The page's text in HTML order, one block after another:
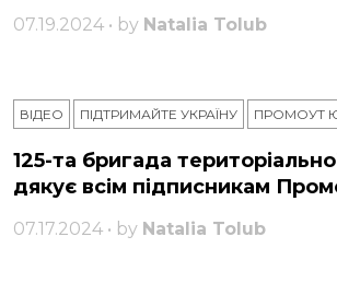
07.19.2024 • by Natalia Tolub
ВІДЕО ПІДТРИМАЙТЕ УКРАЇНУ ПРОМОУТ
125-та бригада
дякує всім підписникам
07.17.2024 • by Natalia Tolub